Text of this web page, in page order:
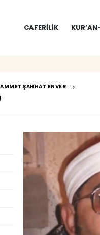
CAFERILIK
ŞAHHAT ENVER